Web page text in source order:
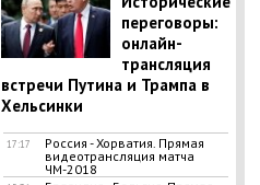
переговоры:
онлайн-
трансляция
встречи Путина и Трампа в
Хельсинки
17:17
Россия - Хорватия. Прямая
видеотрансляция матча
ЧМ-2018